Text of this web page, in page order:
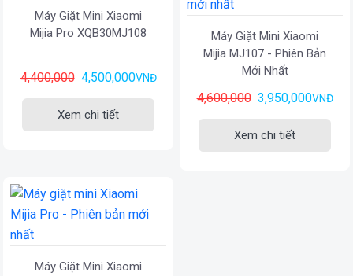
Máy Giặt Mini Xiaomi
Mijia Pro XQB30MJ108
4,400,000 4,500,000VNĐ
Xem chi tiết
Máy Giặt Mini Xiaomi
Mijia MJ107 - Phiên Bản
Mới Nhất
4,600,000 3,950,000VNĐ
Xem chi tiết
Máy Giặt Mini Xiaomi